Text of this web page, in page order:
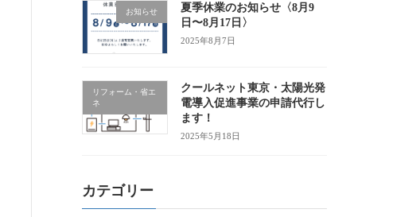
お知らせ
夏季休業のお知らせ〈8月9
日〜8月17日〉
2025年8月7日
リフォーム・省エ
ネ
クールネット東京・太陽光発
電導入促進事業の申請代行し
ます！
2025年5月18日
カテゴリー